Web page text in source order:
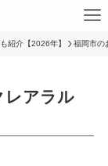
紹介【2026年】 福岡市の
レアラル